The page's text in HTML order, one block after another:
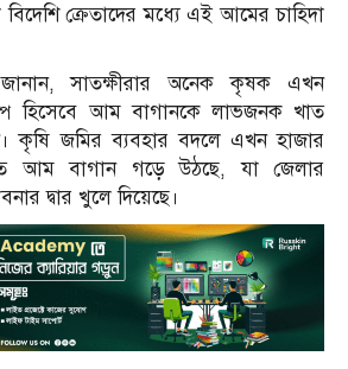
বিদেশি ক্রেতাদের মধ্যে এই আমের চাহিদা
জানান, সাতক্ষীরার অনেক কৃষক এখন
হিসেবে আম বাগানকে লাভজনক খাত
কৃষি জমির ব্যবহার বদলে এখন হাজার
আম বাগান গড়ে উঠছে, যা জেলার
দ্বার খুলে দিয়েছে।